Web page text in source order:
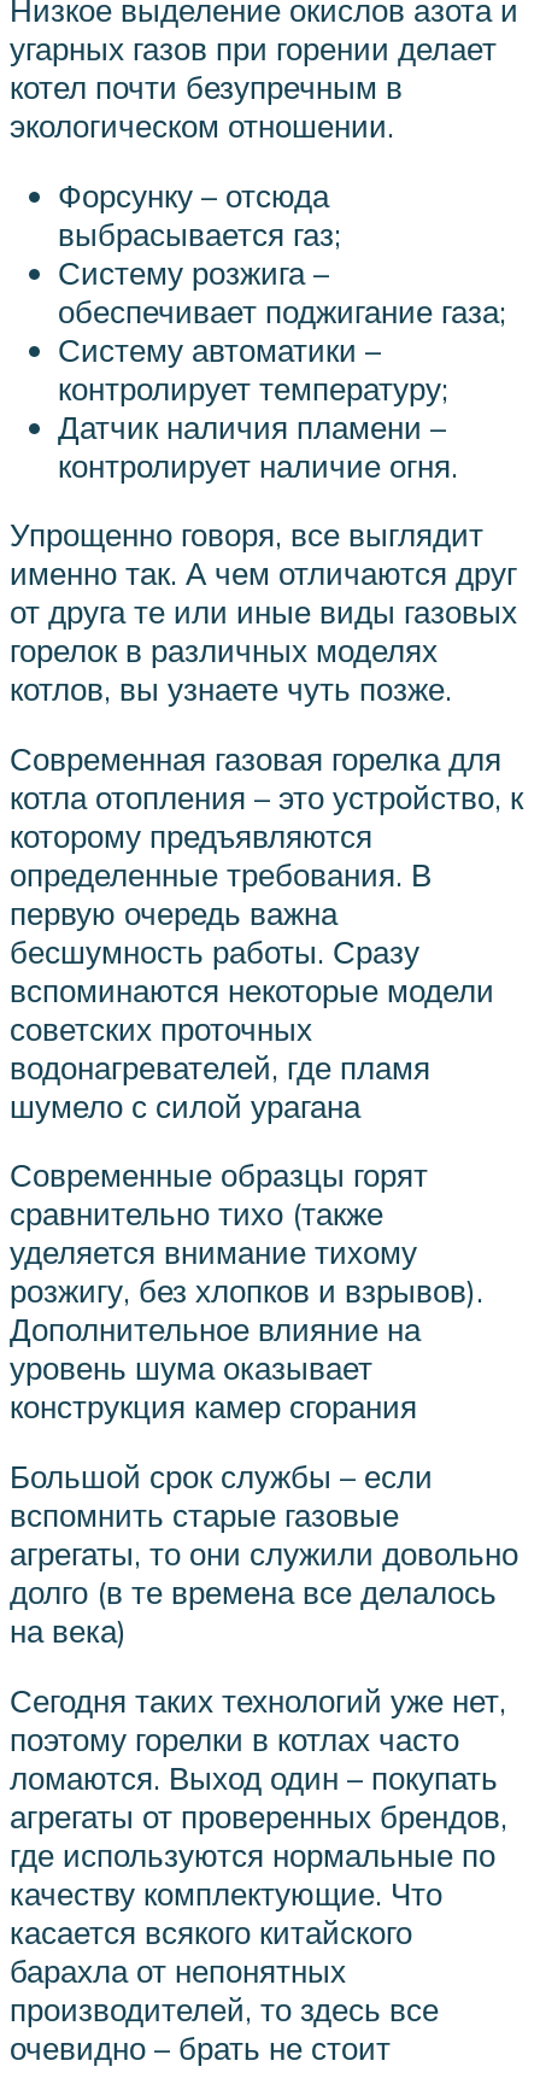
Низкое выделение окислов азота и
угарных газов при горении делает
котел почти безупречным в
экологическом отношении.
Форсунку – отсюда
выбрасывается газ;
Систему розжига –
обеспечивает поджигание газа;
Систему автоматики –
контролирует температуру;
Датчик наличия пламени –
контролирует наличие огня.
Упрощенно говоря, все выглядит
именно так. А чем отличаются друг
от друга те или иные виды газовых
горелок в различных моделях
котлов, вы узнаете чуть позже.
Современная газовая горелка для
котла отопления – это устройство, к
которому предъявляются
определенные требования. В
первую очередь важна
бесшумность работы. Сразу
вспоминаются некоторые модели
советских проточных
водонагревателей, где пламя
шумело с силой урагана
Современные образцы горят
сравнительно тихо (также
уделяется внимание тихому
розжигу, без хлопков и взрывов).
Дополнительное влияние на
уровень шума оказывает
конструкция камер сгорания
Большой срок службы – если
вспомнить старые газовые
агрегаты, то они служили довольно
долго (в те времена все делалось
на века)
Сегодня таких технологий уже нет,
поэтому горелки в котлах часто
ломаются. Выход один – покупать
агрегаты от проверенных брендов,
где используются нормальные по
качеству комплектующие. Что
касается всякого китайского
барахла от непонятных
производителей, то здесь все
очевидно – брать не стоит